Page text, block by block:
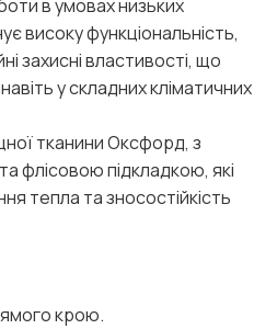
в умовах низьких
високу функціональність,
захисні властивості, що
у складних кліматичних
тканини Оксфорд, з
флісовою підкладкою, які
тепла та зносостійкість
крою.